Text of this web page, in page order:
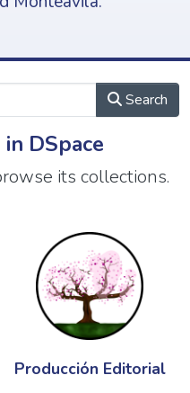
Search
DSpace
its collections.
Producción Editorial